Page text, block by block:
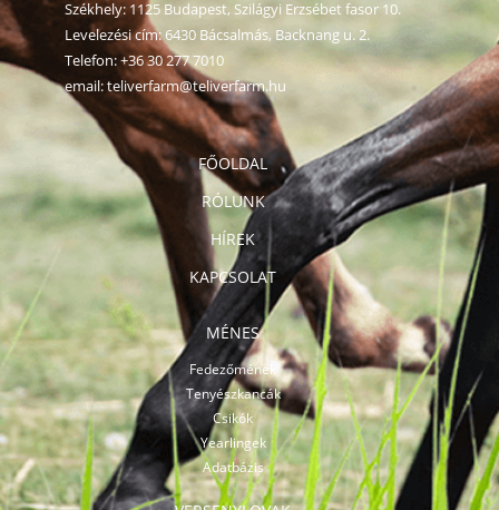
FŐOLDAL
RÓLUNK
HÍREK
KAPCSOLAT
MÉNES
Fedezőmének
Tenyészkancák
Csikók
Yearlingek
Adatbázis
Székhely: 1125 Budapest, Szilágyi Erzsébet fasor 10.
Levelezési cím: 6430 Bácsalmás, Backnang u. 2.
Telefon:+36 30 277 7010
email:teliverfarm@teliverfarm.hu